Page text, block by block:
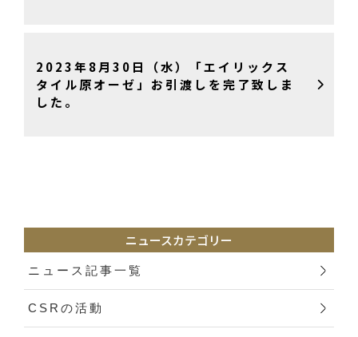
2023年8月30日（水）「エイリックス
タイル原オーゼ」お引渡しを完了致しま
した。
ニュースカテゴリー
ニュース記事一覧
CSRの活動